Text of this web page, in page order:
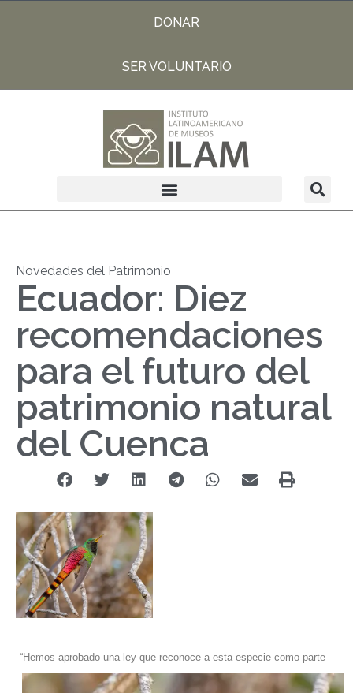
DONAR
SER VOLUNTARIO
Novedades del Patrimonio
Ecuador: Diez
recomendaciones
para el futuro del
patrimonio natural
del Cuenca
“Hemos aprobado una ley que reconoce a esta especie como parte